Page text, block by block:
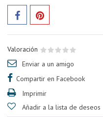
Valoración
Enviar a un amigo
Compartir en Facebook
Imprimir
Añadir a la lista de deseos